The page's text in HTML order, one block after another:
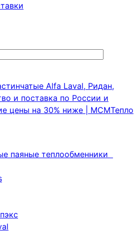
паяные теплообменники